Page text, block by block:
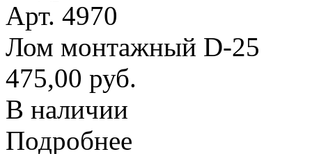
Арт. 4970
Лом монтажный D-25
475,00 руб.
В наличии
Подробнее